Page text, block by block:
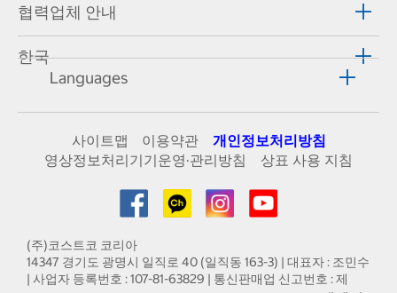
협력업체 안내
한국
Languages
사이트맵 이용약관
개인정보처리방침
영상정보처리기기운영·관리방침
상표 사용 지침
(주)코스트코 코리아
14347 경기도 광명시 일직로 40 (일직동 163-3) | 대표자 : 조민수
| 사업자 등록번호 : 107-81-63829 | 통신판매업 신고번호 : 제